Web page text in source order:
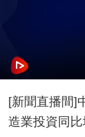
[新聞直播間]
造業投資同